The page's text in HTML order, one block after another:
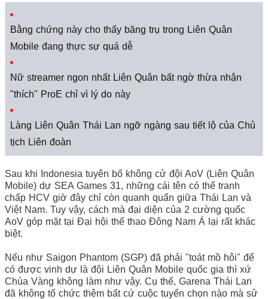
Bằng chứng này cho thấy băng trụ trong Liên Quân
Mobile đang thực sự quá dễ
Nữ streamer ngon nhất Liên Quân bất ngờ thừa nhận
"thích" ProE chỉ vì lý do này
Làng Liên Quân Thái Lan ngỡ ngàng sau tiết lộ của Chủ
tịch Liên đoàn
Sau khi Indonesia tuyên bố không cử đội AoV (Liên Quân
Mobile) dự SEA Games 31, những cái tên có thể tranh
chấp HCV giờ đây chỉ còn quanh quẩn giữa Thái Lan và
Việt Nam. Tuy vậy, cách mà đại diện của 2 cường quốc
AoV góp mặt tại Đại hội thể thao Đông Nam Á lại rất khác
biệt.
Nếu như Saigon Phantom (SGP) đã phải "toát mồ hôi" để
có được vinh dự là đội Liên Quân Mobile quốc gia thì xứ
Chùa Vàng không làm như vậy. Cụ thể, Garena Thái Lan
đã không tổ chức thêm bất cứ cuộc tuyển chọn nào mà sử